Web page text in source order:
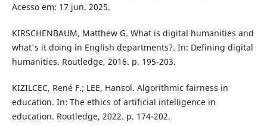
Acesso em: 17 jun. 2025.
KIRSCHENBAUM, Matthew G. What is digital humanities and
what's it doing in English departments?. In: Defining digital
humanities. Routledge, 2016. p. 195-203.
KIZILCEC, René F.; LEE, Hansol. Algorithmic fairness in
education. In: The ethics of artificial intelligence in
education. Routledge, 2022. p. 174-202.